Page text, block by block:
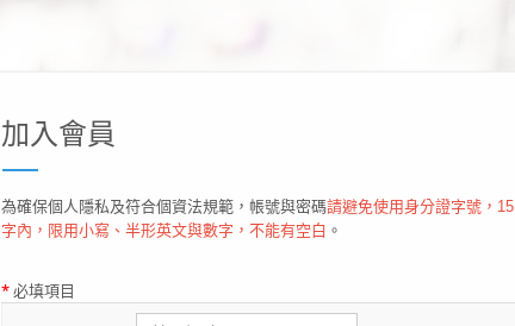
加入會員
為確保個人隱私及符合個資法規範，帳號與密碼請避免使用身分證字號，15
字內，限用小寫、半形英文與數字，不能有空白 。
*必填項目